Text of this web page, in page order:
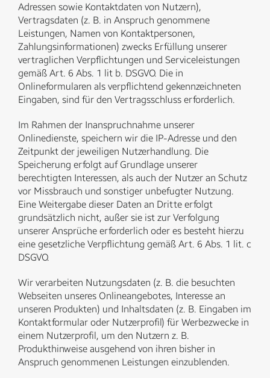
Adressen sowie Kontaktdaten von Nutzern),
Vertragsdaten (z. B. in Anspruch genommene
Leistungen, Namen von Kontaktpersonen,
Zahlungsinformationen) zwecks Erfüllung unserer
vertraglichen Verpflichtungen und Serviceleistungen
gemäß Art. 6 Abs. 1 lit b. DSGVO. Die in
Onlineformularen als verpflichtend gekennzeichneten
Eingaben, sind für den Vertragsschluss erforderlich.
Im Rahmen der Inanspruchnahme unserer
Onlinedienste, speichern wir die IP-Adresse und den
Zeitpunkt der jeweiligen Nutzerhandlung. Die
Speicherung erfolgt auf Grundlage unserer
berechtigten Interessen, als auch der Nutzer an Schutz
vor Missbrauch und sonstiger unbefugter Nutzung.
Eine Weitergabe dieser Daten an Dritte erfolgt
grundsätzlich nicht, außer sie ist zur Verfolgung
unserer Ansprüche erforderlich oder es besteht hierzu
eine gesetzliche Verpflichtung gemäß Art. 6 Abs. 1 lit. c
DSGVO.
Wir verarbeiten Nutzungsdaten (z. B. die besuchten
Webseiten unseres Onlineangebotes, Interesse an
unseren Produkten) und Inhaltsdaten (z. B. Eingaben im
Kontaktformular oder Nutzerprofil) für Werbezwecke in
einem Nutzerprofil, um den Nutzern z. B.
Produkthinweise ausgehend von ihren bisher in
Anspruch genommenen Leistungen einzublenden.